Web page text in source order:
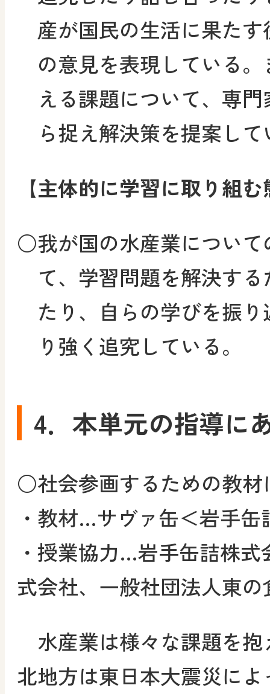
産が国民の生活に果た
の意見を表現している
える課題について、専
ら捉え解決策を提案し
【主体的に学習に取り組
○我が国の水産業につい
て、学習問題を解決す
たり、自らの学びを振
り強く追究している。
4．本単元の指導に
○社会参画するための教材
・教材…サヴァ缶＜岩手缶
・授業協力…岩手缶詰株
式会社、一般社団法人東の
水産業は様々な課題を抱
北地方は東日本大震災に